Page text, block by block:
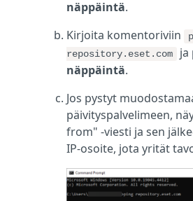
näppäintä.
Kirjoita komentoriviin
repository.eset.com
ja
näppäintä.
Jos pystyt
päivityspalvelimeen,
from" -viesti ja sen
IP-osoite, jota yrität